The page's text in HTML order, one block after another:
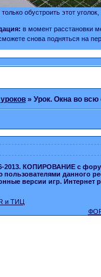
обустроить этот
в момент расстановки
снова подняться на
»Урок. Окна во всю
2013. КОПИРОВАНИЕ с
данного
версии игр.